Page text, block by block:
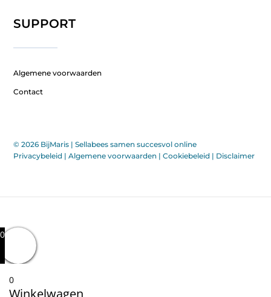
SUPPORT
Algemene voorwaarden
Contact
© 2026 BijMaris |Sellabees samen succesvol online
Privacybeleid |Algemene voorwaarden |Cookiebeleid | Disclaimer
0
0